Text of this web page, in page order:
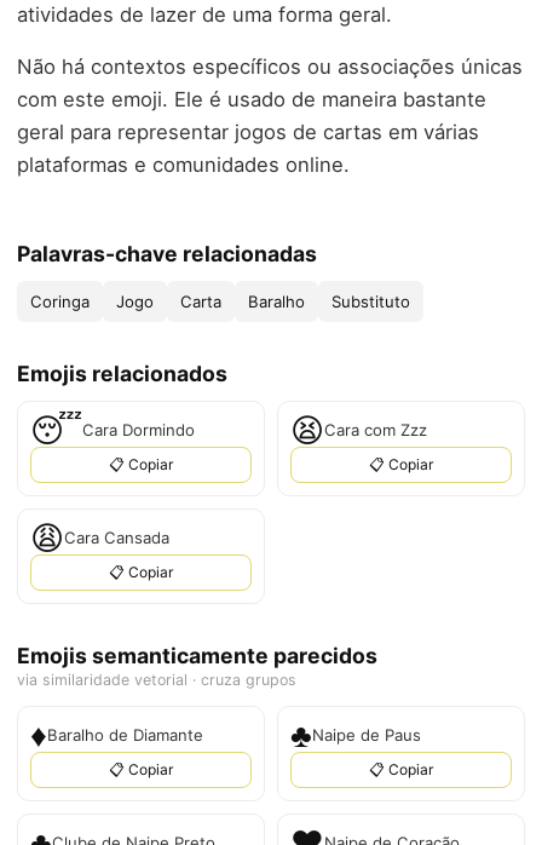
atividades de lazer de uma forma geral.
Não há contextos específicos ou associações únicas
com este emoji. Ele é usado de maneira bastante
geral para representar jogos de cartas em várias
plataformas e comunidades online.
Palavras-chave relacionadas
Coringa Jogo Carta Baralho Substituto
Emojis relacionados
😴Cara Dormindo
📋 Copiar
😫Cara com Zzz
📋 Copiar
😩Cara Cansada
📋 Copiar
Emojis semanticamente parecidos
via similaridade vetorial · cruza grupos
♦Baralho de Diamante
📋 Copiar
♣Naipe de Paus
📋 Copiar